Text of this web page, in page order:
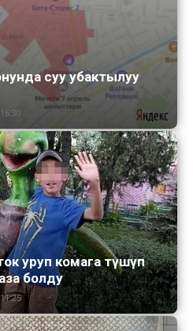
суу убактылуу
уруп комага түшүп
болду